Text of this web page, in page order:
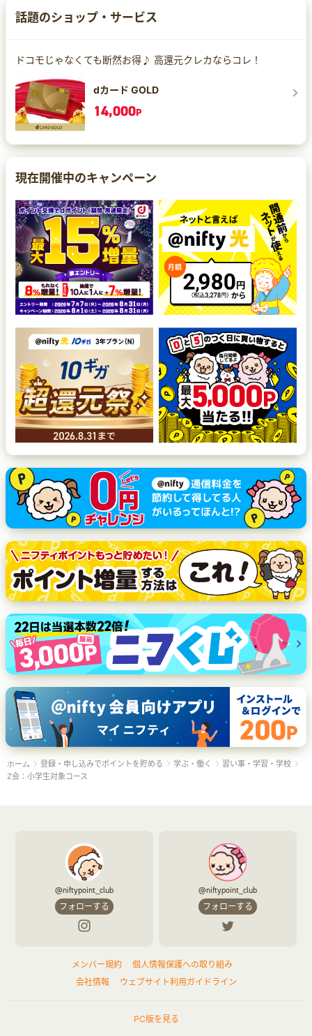
話題のショップ・サービス
ドコモじゃなくても断然お得♪ 高還元クレカならコレ！
dカード GOLD
14,000P
現在開催中のキャンペーン
ホーム 登録・申し込みでポイントを貯める 学ぶ・働く
習い事・学習・学校
Z会：小学生対象コース
@niftypoint_club
フォローする
@niftypoint_club
フォローする
メンバー規約
個人情報保護への取り組み
会社情報
ウェブサイト利用ガイドライン
PC版を見る